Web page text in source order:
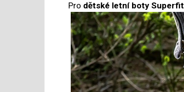
Pro dětské letní boty Superfit